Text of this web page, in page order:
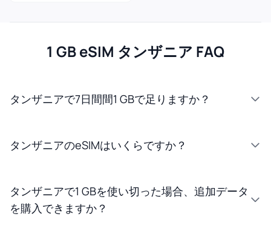
1 GB eSIM タンザニア FAQ
タンザニアで7日間間1 GBで足りますか？
タンザニアのeSIMはいくらですか？
タンザニアで1 GBを使い切った場合、追加データ
を購入できますか？